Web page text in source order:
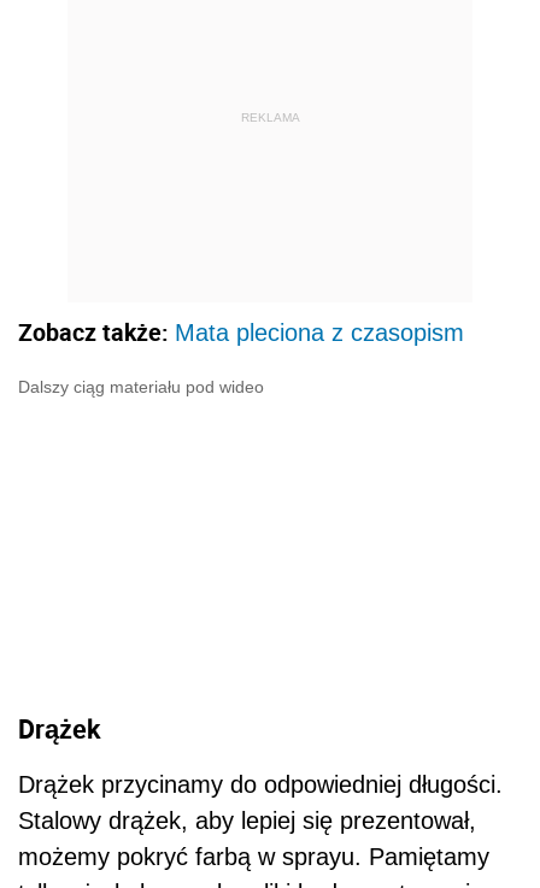
REKLAMA
Zobacz także: Mata pleciona z czasopism
Dalszy ciąg materiału pod wideo
Drążek
Drążek przycinamy do odpowiedniej długości.
Stalowy drążek, aby lepiej się prezentował,
możemy pokryć farbą w sprayu. Pamiętamy